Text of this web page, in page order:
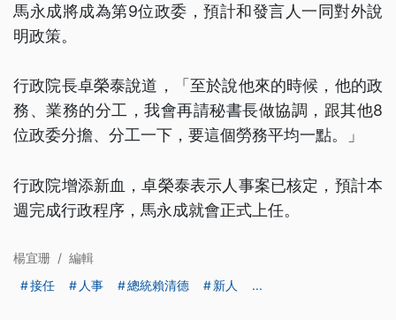
馬永成將成為第9位政委，預計和發言人一同對外說
明政策。
行政院長卓榮泰說道，「至於說他來的時候，他的政
務、業務的分工，我會再請秘書長做協調，跟其他8
位政委分擔、分工一下，要這個勞務平均一點。」
行政院增添新血，卓榮泰表示人事案已核定，預計本
週完成行政程序，馬永成就會正式上任。
楊宜珊 / 編輯
接任
人事 總統賴清德 新人 ...